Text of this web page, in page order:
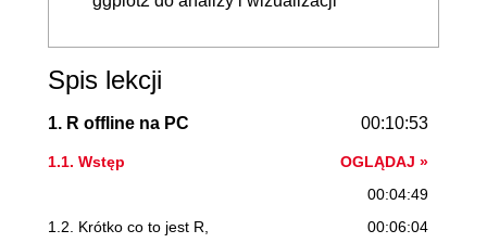
Spis lekcji
1. R offline na PC 00:10:53
1.1. Wstęp
OGLĄDAJ »
00:04:49
1.2. Krótko co to jest R,
00:06:04